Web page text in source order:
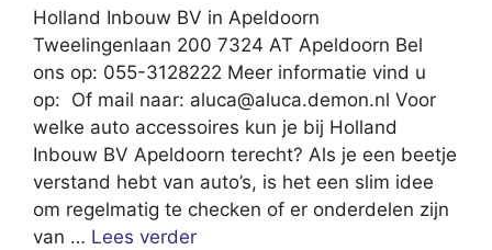
Holland Inbouw BV in Apeldoorn
Tweelingenlaan 200 7324 AT Apeldoorn Bel
ons op: 055-3128222 Meer informatie vind u
op: Of mail naar: aluca@aluca.demon.nl Voor
welke auto accessoires kun je bij Holland
Inbouw BV Apeldoorn terecht? Als je een beetje
verstand hebt van auto’s, is het een slim idee
om regelmatig te checken of er onderdelen zijn
van … Lees verder